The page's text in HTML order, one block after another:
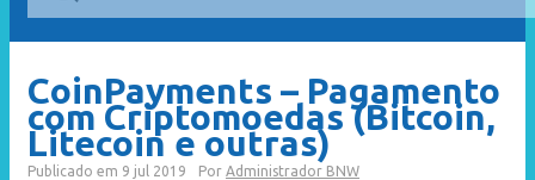
CoinPayments – Pagamento
com Criptomoedas (Bitcoin,
Litecoin e outras)
Publicado em 9 jul 2019 Por Administrador BNW